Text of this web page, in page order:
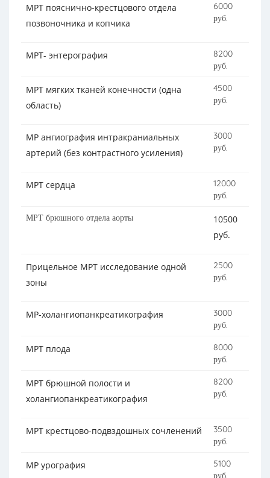
МРТ пояснично-крестцового отдела
позвоночника и копчика
6000
руб.
МРТ- энтерография
8200
руб.
МРТ мягких тканей конечности (одна
область)
4500
руб.
МР ангиография интракраниальных
артерий (без контрастного усиления)
3000
руб.
МРТ сердца
12000
руб.
МРТ брюшного отдела аорты
10500
руб.
Прицельное МРТ исследование одной
зоны
2500
руб.
МР-холангиопанкреатикография
3000
руб.
МРТ плода
8000
руб.
МРТ брюшной полости и
холангиопанкреатикография
8200
руб.
МРТ крестцово-подвздошных сочленений
3500
руб.
МР урография
5100
руб.